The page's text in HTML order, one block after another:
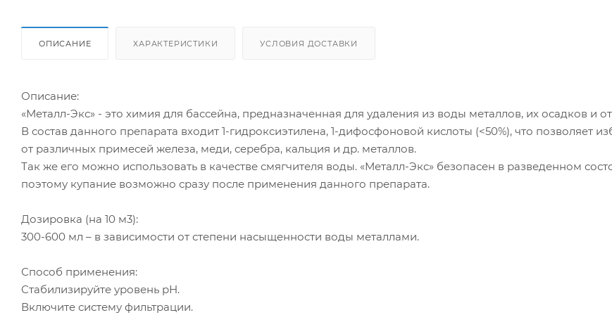
ОПИСАНИЕ ХАРАКТЕРИСТИКИ УСЛОВИЯ ДОСТАВКИ
Описание:
«Металл-Экс» - это химия для бассейна, предназначенная для удаления из воды металлов, их осадков и
В состав данного препарата входит 1-гидроксиэтилена, 1-дифосфоновой кислоты (<50%), что позволяет
от различных примесей железа, меди, серебра, кальция и др. металлов.
Так же его можно использовать в качестве смягчителя воды. «Металл-Экс» безопасен в разведенном
поэтому купание возможно сразу после применения данного препарата.
Дозировка (на 10 м3):
300-600 мл – в зависимости от степени насыщенности воды металлами.
Способ применения:
Стабилизируйте уровень рН.
Включите систему фильтрации.